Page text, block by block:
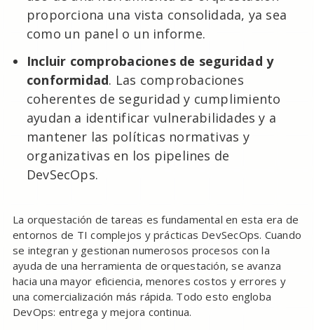
proporciona una vista consolidada, ya sea
como un panel o un informe.
Incluir comprobaciones de seguridad y
conformidad. Las comprobaciones
coherentes de seguridad y cumplimiento
ayudan a identificar vulnerabilidades y a
mantener las políticas normativas y
organizativas en los pipelines de
DevSecOps.
La orquestación de tareas es fundamental en esta era de
entornos de TI complejos y prácticas DevSecOps. Cuando
se integran y gestionan numerosos procesos con la
ayuda de una herramienta de orquestación, se avanza
hacia una mayor eficiencia, menores costos y errores y
una comercialización más rápida. Todo esto engloba
DevOps: entrega y mejora continua.